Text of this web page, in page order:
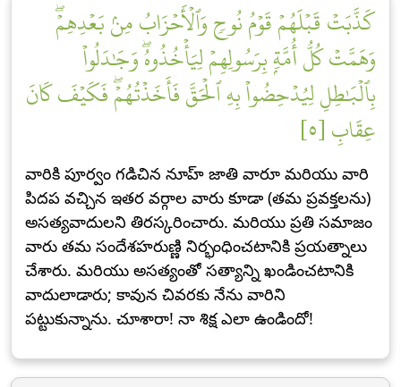
كَذَّبَتۡ قَبۡلَهُمۡ قَوۡمُ نُوحٖ وَٱلۡأَحۡزَابُ مِنۢ بَعۡدِهِمۡۖ
وَهَمَّتۡ كُلُّ أُمَّةِۭ بِرَسُولِهِمۡ لِيَأۡخُذُوهُۖ وَجَٰدَلُواْ
بِٱلۡبَٰطِلِ لِيُدۡحِضُواْ بِهِ ٱلۡحَقَّ فَأَخَذۡتُهُمۡۖ فَكَيۡفَ كَانَ
عِقَابِ [٥]
వారికి పూర్వం గడిచిన నూహ్ జాతి వారూ మరియు వారి
పిదప వచ్చిన ఇతర వర్గాల వారు కూడా (తమ ప్రవక్తలను)
అసత్యవాదులని తిరస్కరించారు. మరియు ప్రతి సమాజం
వారు తమ సందేశహరుణ్ణి నిర్భంధించటానికి ప్రయత్నాలు
చేశారు. మరియు అసత్యంతో సత్యాన్ని ఖండించటానికి
వాదులాడారు; కావున చివరకు నేను వారిని
పట్టుకున్నాను. చూశారా! నా శిక్ష ఎలా ఉండిందో!